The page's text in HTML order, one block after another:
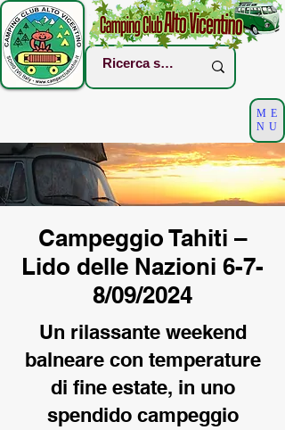
ME
NU
Campeggio Tahiti –
Lido delle Nazioni 6-7-
8/09/2024
Un rilassante weekend
balneare con temperature
di fine estate, in uno
spendido campeggio